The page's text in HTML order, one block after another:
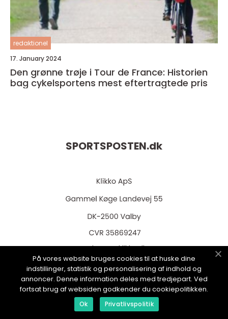
redaktionel
17. January 2024
Den grønne trøje i Tour de France: Historien
bag cykelsportens mest eftertragtede pris
SPORTSPOSTEN.dk
web:www.klikko.dk
Menu
På vores website bruges cookies til at huske dine
indstillinger, statistik og personalisering af indhold og
annoncer. Denne information deles med tredjepart. Ved
fortsat brug af websiden godkender du cookiepolitikken.
Ok Privatlivspolitik